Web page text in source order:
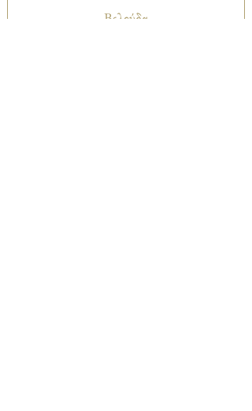
Βελούδα